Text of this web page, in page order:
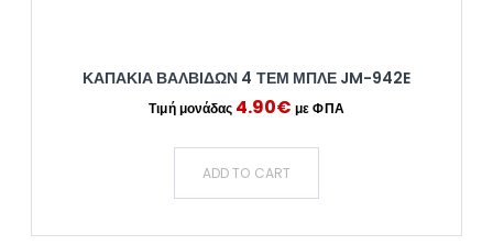
ΚΑΠΑΚΙΑ ΒΑΛΒΙΔΩΝ 4 ΤΕΜ ΜΠΛΕ JM-942E
4.90€
ADD TO CART